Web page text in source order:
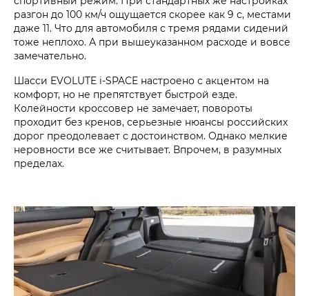
разгон до 100 км/ч ощущается скорее как 9 с, местами
даже 11. Что для автомобиля с тремя рядами сидений
тоже неплохо. А при вышеуказанном расходе и вовсе
замечательно.
Шасси EVOLUTE i‑SPACE настроено с акцентом на
комфорт, но не препятствует быстрой езде.
Колейности кроссовер не замечает, повороты
проходит без кренов, серьезные нюансы российских
дорог преодолевает с достоинством. Однако мелкие
неровности все же считывает. Впрочем, в разумных
пределах.